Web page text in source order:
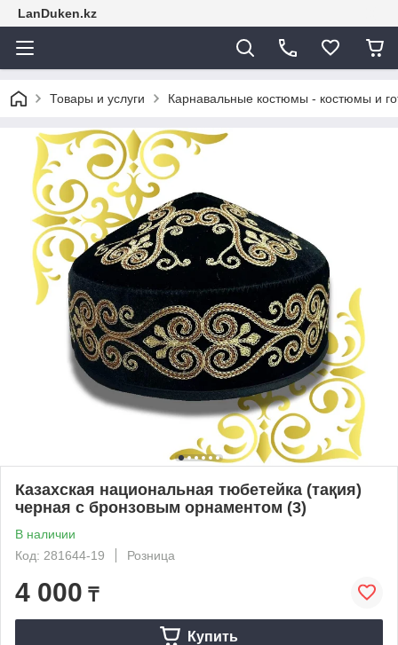
LanDuken.kz
Товары и услуги Карнавальные костюмы - костюмы и
Казахская национальная тюбетейка (тақия)
черная с бронзовым орнаментом (3)
В наличии
Код: 281644-19
Розница
4 000 ₸
Купить